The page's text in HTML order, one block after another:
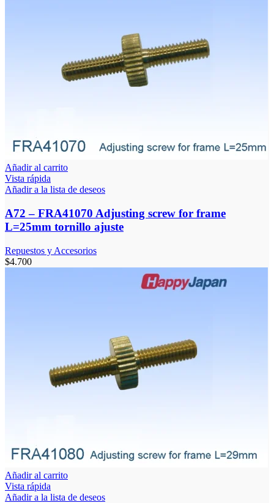
Añadir al carrito
Vista rápida
Añadir a la lista de deseos
A72 – FRA41070 Adjusting screw for frame
L=25mm tornillo ajuste
Repuestos y Accesorios
$4.700
Añadir al carrito
Vista rápida
Añadir a la lista de deseos